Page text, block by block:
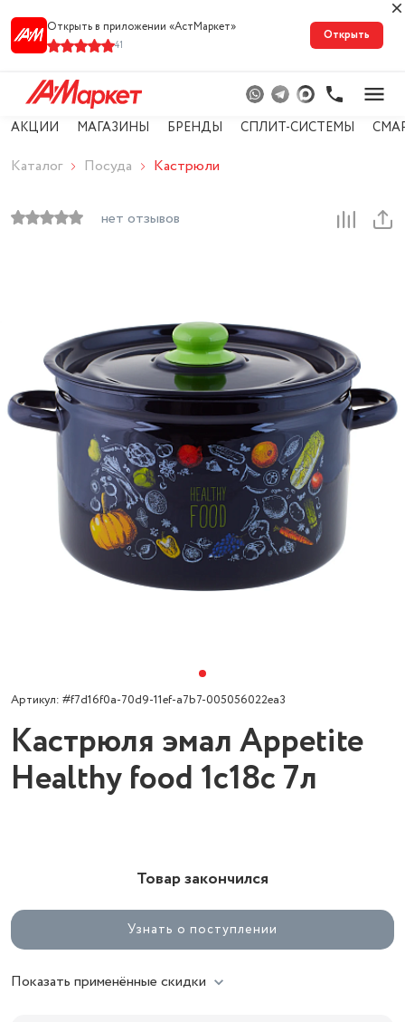
Открыть в приложении «АстМарке‪т‬»
41
Открыть
АКЦИИ МАГАЗИНЫ БРЕНДЫ СПЛИТ-СИСТЕМЫ
Каталог Посуда Кастрюли
нет отзывов
Артикул: #f7d16f0a-70d9-11ef-a7b7-005056022ea3
Кастрюля эмал Appetite
Healthy food 1с18с 7л
Товар закончился
Узнать о поступлении
Показать применённые скидки